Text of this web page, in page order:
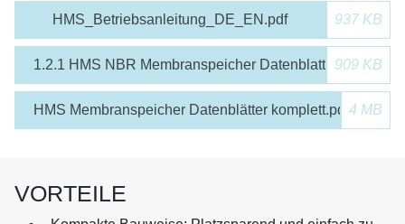
HMS_Betriebsanleitung_DE_EN.pdf 937 KB
1.2.1 HMS NBR Membranspeicher Datenblatt.pdf909 KB
HMS Membranspeicher Datenblätter komplett.pdf 4 MB
VORTEILE